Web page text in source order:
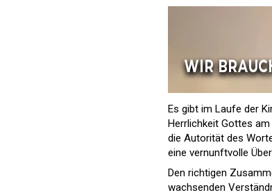
Es gibt im Laufe der
Herrlichkeit Gottes
die Autorität des
eine vernunftvolle
Den richtigen
wachsenden